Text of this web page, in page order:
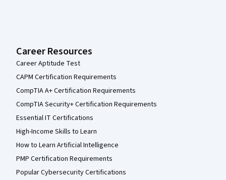
Career Resources
Career Aptitude Test
CAPM Certification Requirements
CompTIA A+ Certification Requirements
CompTIA Security+ Certification Requirements
Essential IT Certifications
High-Income Skills to Learn
How to Learn Artificial Intelligence
PMP Certification Requirements
Popular Cybersecurity Certifications